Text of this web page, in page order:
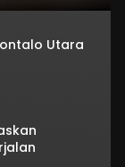
Utara